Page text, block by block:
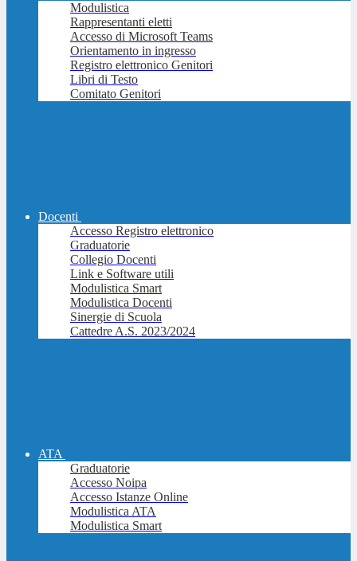
Modulistica
Rappresentanti eletti
Accesso di Microsoft Teams
Orientamento in ingresso
Registro elettronico Genitori
Libri di Testo
Comitato Genitori
Docenti
Accesso Registro elettronico
Graduatorie
Collegio Docenti
Link e Software utili
Modulistica Smart
Modulistica Docenti
Sinergie di Scuola
Cattedre A.S. 2023/2024
ATA
Graduatorie
Accesso Noipa
Accesso Istanze Online
Modulistica ATA
Modulistica Smart